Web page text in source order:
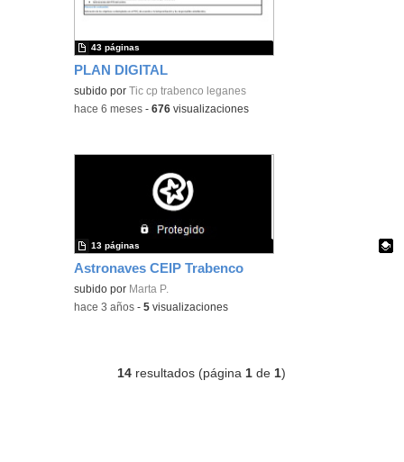
PLAN DIGITAL
subido porTic cp trabenco leganes
43 páginas
-hace 6 meses -676 visualizaciones
Astronaves CEIP Trabenco
Contenido educativo.
subido por Marta P.
13 páginas
-hace 3 años -5 visualizaciones
14 resultados (página 1 de 1)